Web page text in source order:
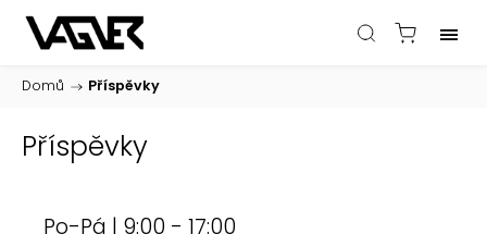
Domů / Příspěvky
Příspěvky
Po-Pá | 9:00 - 17:00